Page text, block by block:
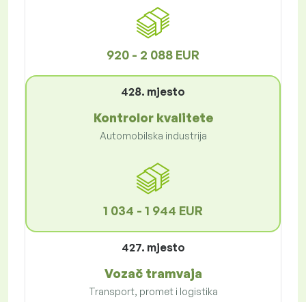
920 - 2 088 EUR
428. mjesto
Kontrolor kvalitete
Automobilska industrija
1 034 - 1 944 EUR
427. mjesto
Vozač tramvaja
Transport, promet i logistika